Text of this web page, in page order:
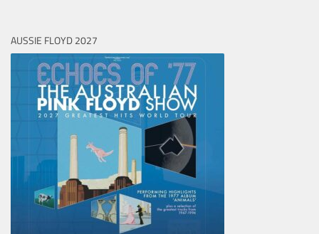
AUSSIE FLOYD 2027